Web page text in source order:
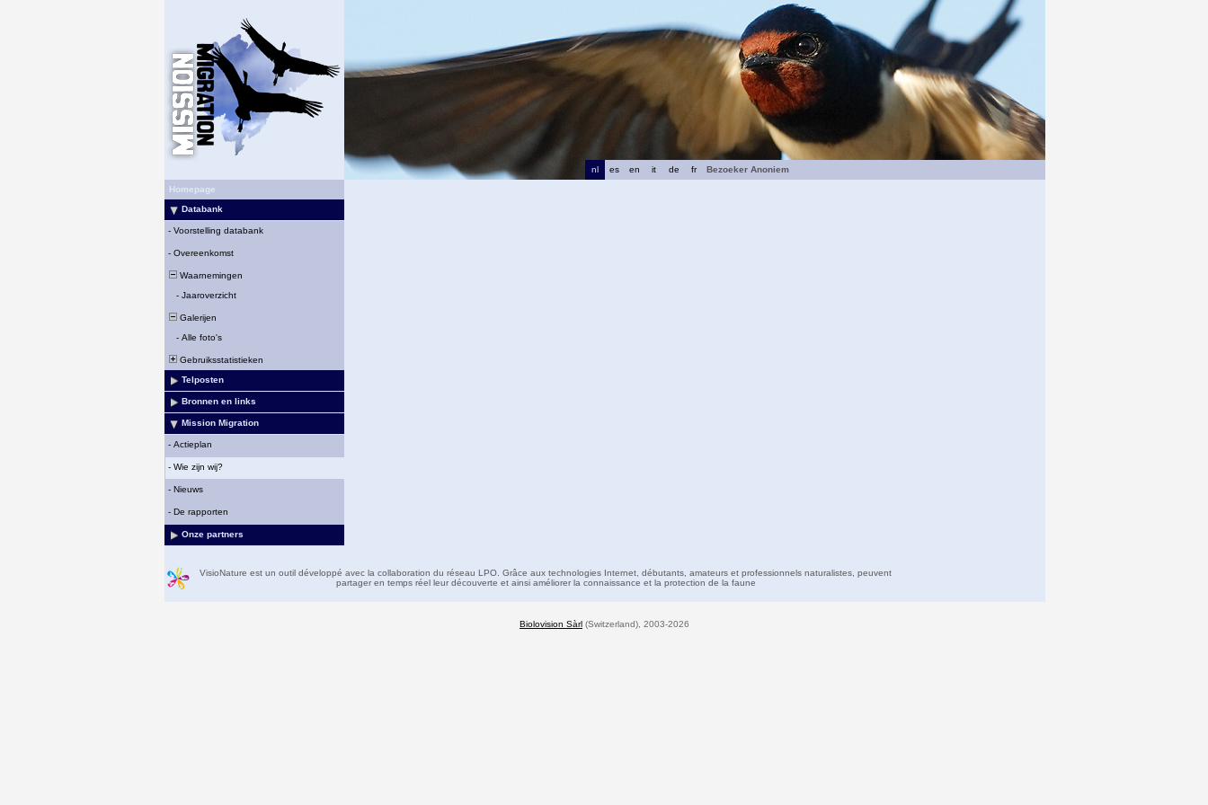
fr
de
it
en
es
nl
Bezoeker Anoniem
Homepage
Databank
- Voorstelling databank
- Overeenkomst
Waarnemingen
- Jaaroverzicht
Galerijen
- Alle foto's
Gebruiksstatistieken
Telposten
Bronnen en links
Mission Migration
- Actieplan
- Wie zijn wij?
- Nieuws
- De rapporten
Onze partners
VisioNature est un outil développé avec la collaboration du réseau LPO. Grâce aux technologies Internet, débutants, amateurs et professionnels naturalistes, peuvent
partager en temps réel leur découverte et ainsi améliorer la connaissance et la protection de la faune
Biolovision Sàrl (Switzerland), 2003-2026